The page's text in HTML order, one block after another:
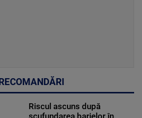
RECOMANDĂRI
Riscul ascuns după